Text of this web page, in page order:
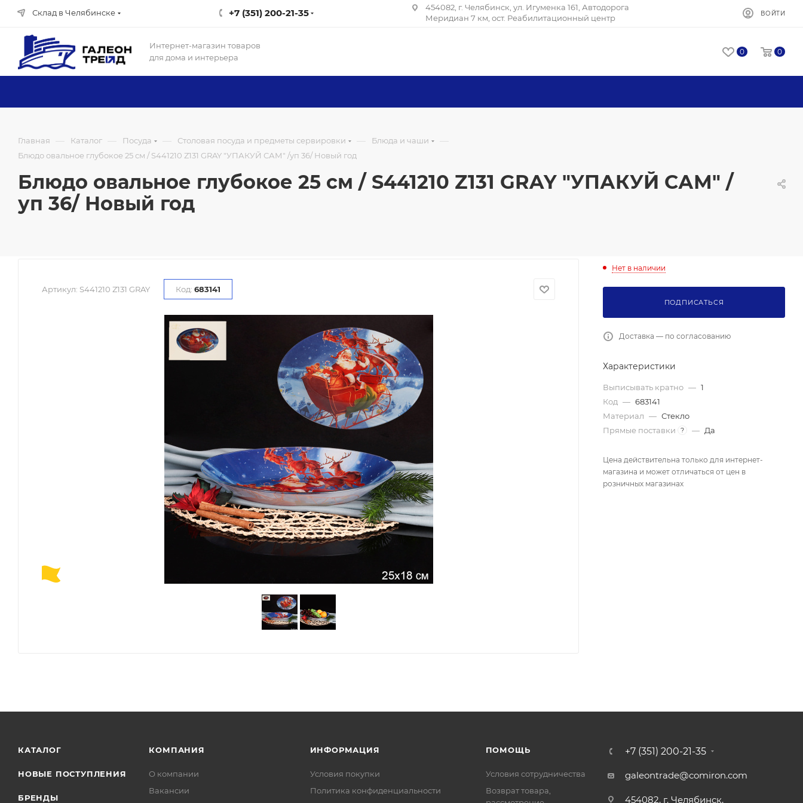
Склад в Челябинске +7 (351) 200-21-35
454082, г. Челябинск, ул. Игуменка 161, Автодорога
Меридиан 7 км, ост. Реабилитационный центр
ВОЙТИ
Интернет-магазин товаров
для дома и интерьера
0 0
Главная — Каталог — Посуда — Столовая посуда и предметы сервировки — Блюда и чаши —
Блюдо овальное глубокое 25 см / S441210 Z131 GRAY "УПАКУЙ САМ" /уп 36/ Новый год
Блюдо овальное глубокое 25 см / S441210 Z131 GRAY "УПАКУЙ САМ" /
уп 36/ Новый год
Артикул: S441210 Z131 GRAY Код: 683141
Нет в наличии
ПОДПИСАТЬСЯ
Доставка — по согласованию
Характеристики
Выписывать кратно — 1
Код — 683141
Материал — Стекло
Прямые поставки
? — Да
Цена действительна только для интернет-
магазина и может отличаться от цен в
розничных магазинах
КАТАЛОГ
НОВЫЕ ПОСТУПЛЕНИЯ
БРЕНДЫ
КОМПАНИЯ
О компании
Вакансии
ИНФОРМАЦИЯ
Условия покупки
Политика конфиденциальности
ПОМОЩЬ
Условия сотрудничества
Возврат товара,
+7 (351) 200-21-35
galeontrade@comiron.com
454082, г. Челябинск,